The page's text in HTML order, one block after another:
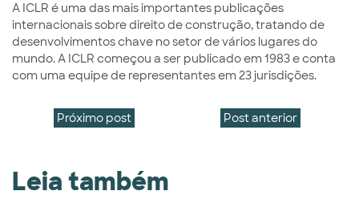
A ICLR é uma das mais importantes publicações
internacionais sobre direito de construção, tratando de
desenvolvimentos chave no setor de vários lugares do
mundo. A ICLR começou a ser publicado em 1983 e conta
com uma equipe de representantes em 23 jurisdições.
Próximo post Post anterior
Leia também